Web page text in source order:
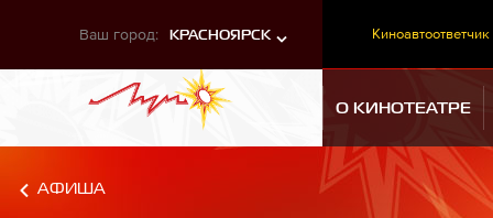
Ваш город: КРАСНОЯРСК Киноавтоответчик
О КИНОТЕАТРЕ
АФИША